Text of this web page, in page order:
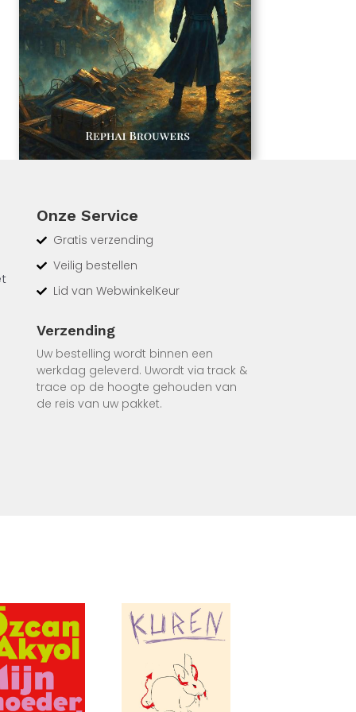
te
Onze Service
Gratis verzending
Veilig bestellen
Lid van WebwinkelKeur
Verzending
Uw bestelling wordt binnen een
werkdag geleverd. Uwordt via track &
trace op de hoogte gehouden van
de reis van uw pakket.